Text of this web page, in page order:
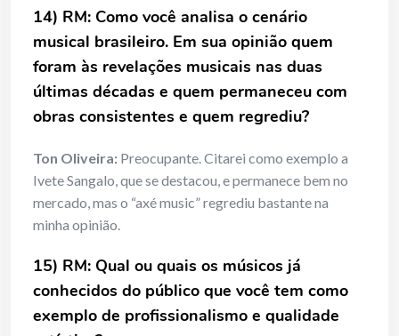
14) RM: Como você analisa o cenário
musical brasileiro. Em sua opinião quem
foram às revelações musicais nas duas
últimas décadas e quem permaneceu com
obras consistentes e quem regrediu?
Ton Oliveira: Preocupante. Citarei como exemplo a
Ivete Sangalo, que se destacou, e permanece bem no
mercado, mas o “axé music” regrediu bastante na
minha opinião.
15) RM: Qual ou quais os músicos já
conhecidos do público que você tem como
exemplo de profissionalismo e qualidade